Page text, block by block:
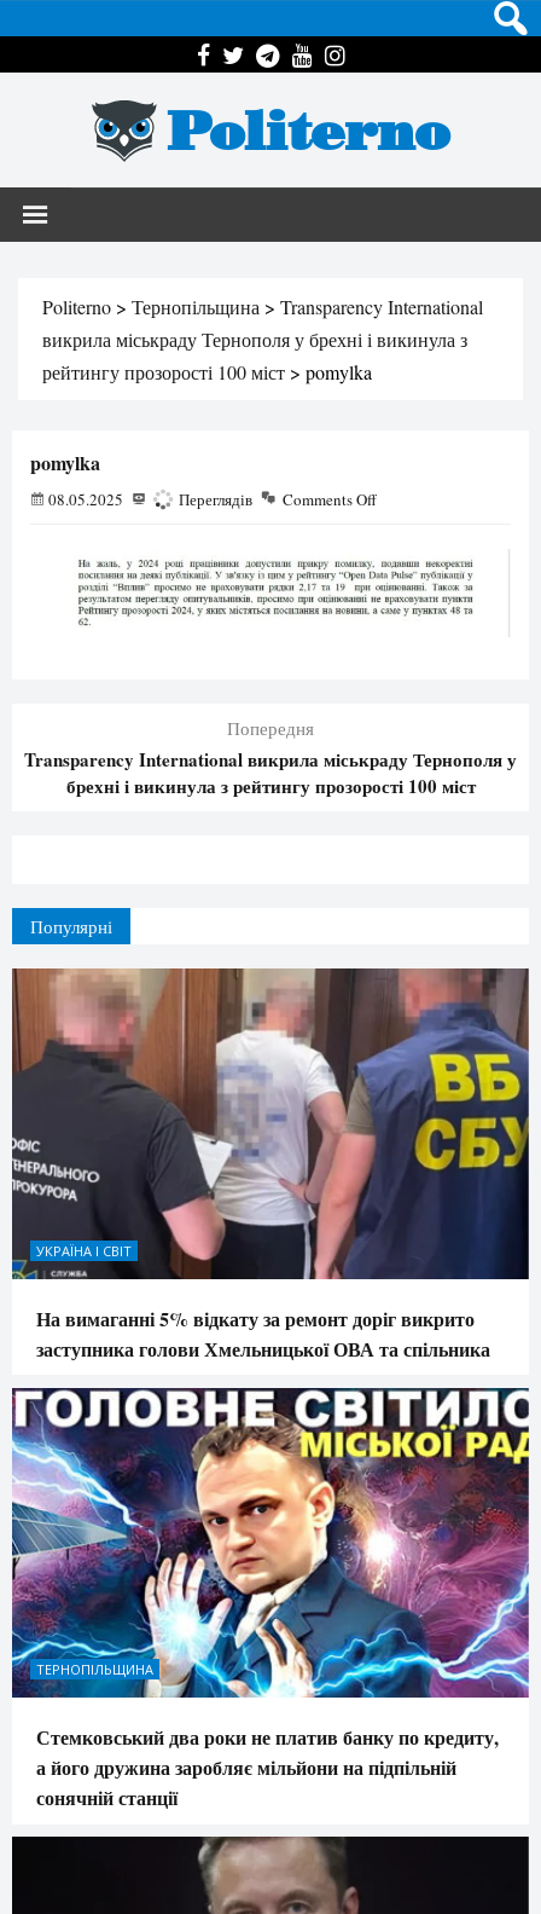
Politerno
Politerno > Тернопільщина > Transparency International
викрила міськраду Тернополя у брехні і викинула з
рейтингу прозорості 100 міст > pomylka
pomylka
08.05.2025 196 Переглядів Comments Off
Попередня
Transparency International викрила міськраду Тернополя у
брехні і викинула з рейтингу прозорості 100 міст
Популярні
УКРАЇНА І СВІТ
На вимаганні 5% відкату за ремонт доріг викрито
заступника голови Хмельницької ОВА та спільника
ТЕРНОПІЛЬЩИНА
Стемковський два роки не платив банку по кредиту,
а його дружина заробляє мільйони на підпільній
сонячній станції